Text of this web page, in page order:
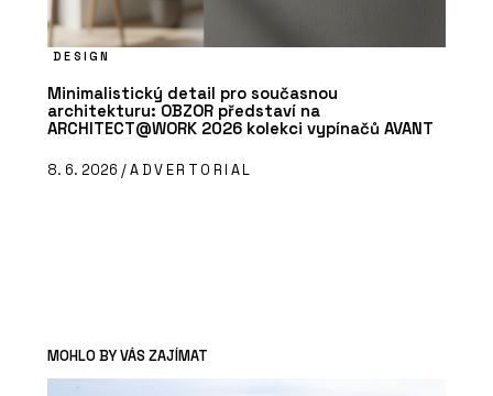
DESIGN
Minimalistický detail pro současnou
architekturu: OBZOR představí na
ARCHITECT@WORK 2026 kolekci vypínačů AVANT
8. 6. 2026 /ADVERTORIAL
MOHLO BY VÁS ZAJÍMAT